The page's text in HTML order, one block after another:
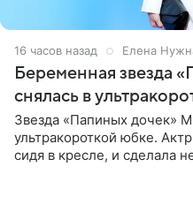
16 часов назад Елена
Беременная звезда
снялась в
Звезда «Папиных дочек»
ультракороткой юбке.
сидя в кресле, и сделала